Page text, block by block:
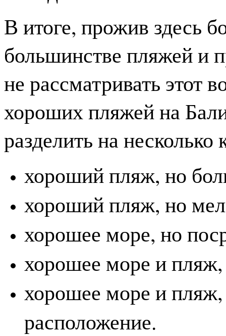
В итоге, прожив здесь
большинстве пляжей и
не рассматривать этот
хороших пляжей на
разделить на несколько
хороший пляж, но
хороший пляж, но
хорошее море, но
хорошее море и
хорошее море и
расположение.